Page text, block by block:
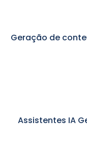
Geração de
Assistentes IA